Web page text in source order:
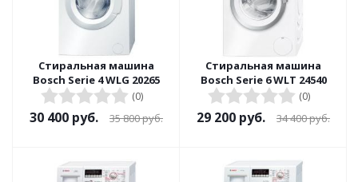
Стиральная машина
Bosch Serie 4 WLG 20265
(0)
30 400 руб. 35 800руб.
Стиральная машина
Bosch Serie 6 WLT 24540
(0)
29 200 руб. 34 400руб.